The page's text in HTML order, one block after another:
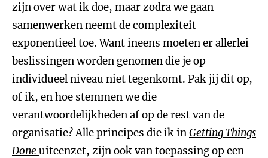
zijn over wat ik doe, maar zodra we gaan
samenwerken neemt de complexiteit
exponentieel toe. Want ineens moeten er allerlei
beslissingen worden genomen die je op
individueel niveau niet tegenkomt. Pak jij dit op,
of ik, en hoe stemmen we die
verantwoordelijkheden af op de rest van de
organisatie? Alle principes die ik inGetting Things
Done uiteenzet, zijn ook van toepassing op een